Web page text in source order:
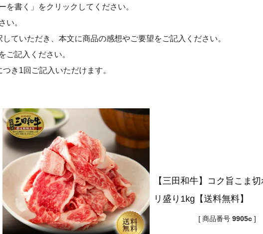
を書く」をクリックしてください。
い。
ていただき、本文に商品の感想やご要望をご記入ください。
ご記入ください。
き1回ご記入いただけます。
【三田和牛】コク旨こま
リ盛り1kg【送料無料】
商品番号 9905c